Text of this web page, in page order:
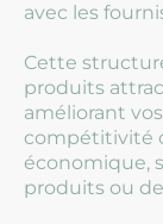
avec les
Cette
produits
améliorant
compétitivité
économique,
produits ou